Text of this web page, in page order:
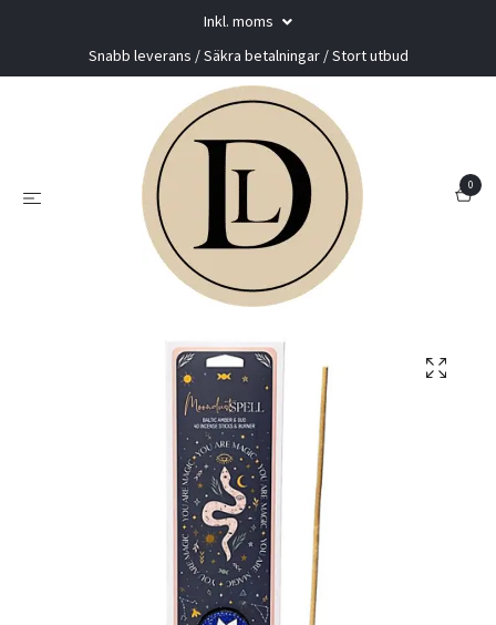
Inkl. moms
Snabb leverans / Säkra betalningar / Stort utbud
0